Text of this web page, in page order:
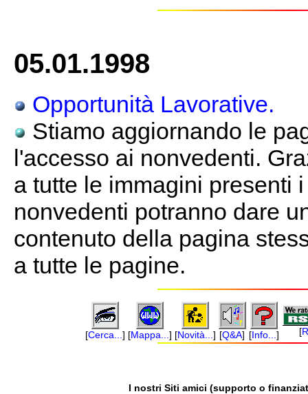
05.01.1998
Opportunità Lavorative.
Stiamo aggiornando le
l'accesso ai nonvedenti.
a tutte le immagini presenti
nonvedenti potranno dare
contenuto della pagina
a tutte le pagine.
[Cerca... ] [Mappa... ] [Novità... ] [Q&A] [Info... ] [
I nostri Siti amici (supporto o